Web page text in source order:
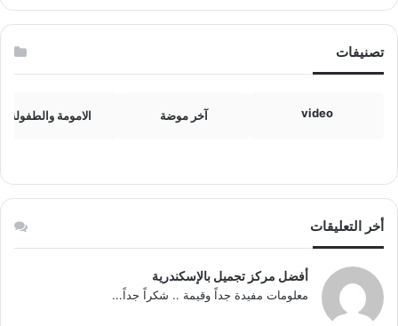
تصنيفات
video آخر موضة الامومة والطفولة
أخر التعليقات
أفضل مركز تجميل بالإسكندرية
معلومات مفيدة جداً وقيمة .. شكراً جداً...